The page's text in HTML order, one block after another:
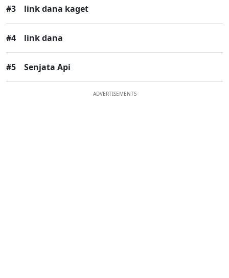
#3 link dana kaget
#4 link dana
#5 Senjata Api
ADVERTISEMENTS